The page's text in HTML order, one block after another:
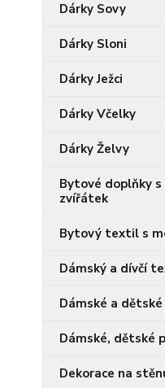
Dárky Sovy
Dárky Sloni
Dárky Ježci
Dárky Včelky
Dárky Želvy
Bytové doplňky
zvířátek
Bytový textil s
Dámský a dívčí
Dámské a
Dámské, dětské
Dekorace na